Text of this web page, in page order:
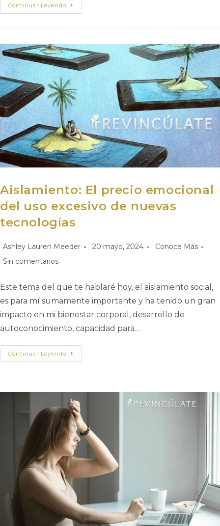
Continuar Leyendo
Aislamiento: El precio emocional
del uso excesivo de nuevas
tecnologías
Ashley Lauren Meeder 20 mayo, 2024
Conoce Más
Sin comentarios
Este tema del que te hablaré hoy, el aislamiento social,
es para mí sumamente importante y ha tenido un gran
impacto en mi bienestar corporal, desarrollo de
autoconocimiento, capacidad para…
Continuar Leyendo